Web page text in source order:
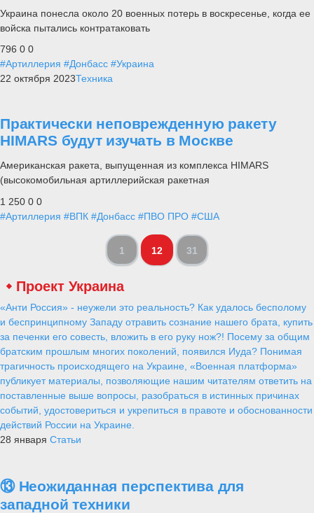
Украина понесла около 20 военных потерь в воскресенье, когда ее
войска пытались контратаковать
796 0 0
#Артиллерия #Донбасс #Украина
22 октября 2023Техника
Практически неповрежденную ракету
HIMARS будут изучать в Москве
Американская ракета, выпущенная из комплекса HIMARS
(высокомобильная артиллерийская ракетная
1 250 0 0
#Артиллерия #ВПК #Донбасс #ПВО ПРО #США
1 12 31
Проект Украина
«Анти Россия» - неужели это реальность? Как удалось бесполому
и беспринципному Западу отравить сознание нашего брата, купить
за печенки его совесть, вложить в его руку нож?! Посему за общим
братским прошлым многих поколений, появился Иуда? Понимая
трагичность происходящего на Украине, «Военная платформа»
публикует материалы, позволяющие нашим читателям ответить на
поставленные выше вопросы, разобраться в истинных причинах
событий, удостовериться и укрепиться в правоте и обоснованности
действий России на Украине.
28 января Статьи
⑬ Неожиданная перспектива для
западной техники